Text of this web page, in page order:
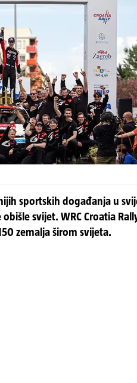
sportskih događanja u
svijet. WRC Croatia
zemalja širom svijeta.